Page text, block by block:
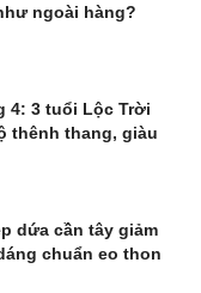
ngoài hàng?
4: 3 tuổi Lộc Trời
thênh thang, giàu
dứa cần tây giảm
chuẩn eo thon